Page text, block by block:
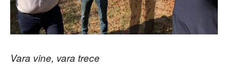
Vara vine, vara trece